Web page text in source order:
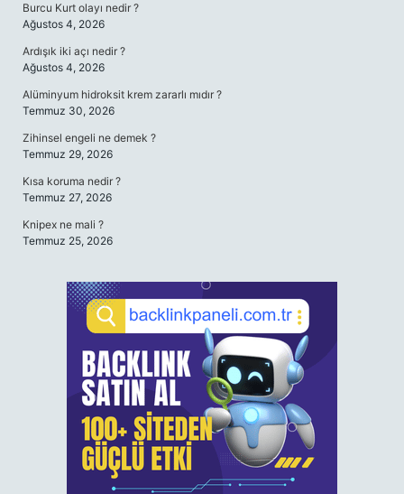
Burcu Kurt olayı nedir ?
Ağustos 4, 2026
Ardışık iki açı nedir ?
Ağustos 4, 2026
Alüminyum hidroksit krem zararlı mıdır ?
Temmuz 30, 2026
Zihinsel engeli ne demek ?
Temmuz 29, 2026
Kısa koruma nedir ?
Temmuz 27, 2026
Knipex ne mali ?
Temmuz 25, 2026